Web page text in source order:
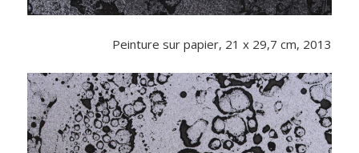
Peinture sur papier, 21 x 29,7 cm, 2013